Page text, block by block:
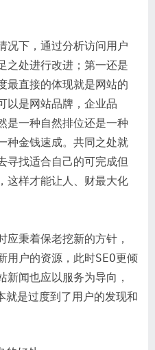
下，通过分析访问用户
之处进行改进；第一还是
最直接的体现就是网站的
以是网站品牌，企业品
是一种自然排位还是一种
种金钱速成。共同之处就
寻找适合自己的可完成但
这样才能让人、财最大化
秉着保老挖新的方针，
用户的资源，此时SEO更倾
新闻也应以服务为导向，
就是过度到了用户的发现和